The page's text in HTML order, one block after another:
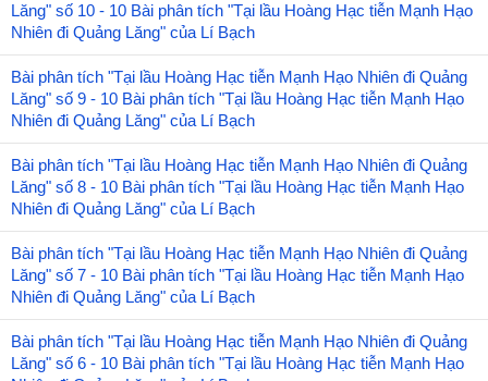
Lăng" số 10 - 10 Bài phân tích "Tại lầu Hoàng Hạc tiễn Mạnh Hạo
Nhiên đi Quảng Lăng" của Lí Bạch
Bài phân tích "Tại lầu Hoàng Hạc tiễn Mạnh Hạo Nhiên đi Quảng
Lăng" số 9 - 10 Bài phân tích "Tại lầu Hoàng Hạc tiễn Mạnh Hạo
Nhiên đi Quảng Lăng" của Lí Bạch
Bài phân tích "Tại lầu Hoàng Hạc tiễn Mạnh Hạo Nhiên đi Quảng
Lăng" số 8 - 10 Bài phân tích "Tại lầu Hoàng Hạc tiễn Mạnh Hạo
Nhiên đi Quảng Lăng" của Lí Bạch
Bài phân tích "Tại lầu Hoàng Hạc tiễn Mạnh Hạo Nhiên đi Quảng
Lăng" số 7 - 10 Bài phân tích "Tại lầu Hoàng Hạc tiễn Mạnh Hạo
Nhiên đi Quảng Lăng" của Lí Bạch
Bài phân tích "Tại lầu Hoàng Hạc tiễn Mạnh Hạo Nhiên đi Quảng
Lăng" số 6 - 10 Bài phân tích "Tại lầu Hoàng Hạc tiễn Mạnh Hạo